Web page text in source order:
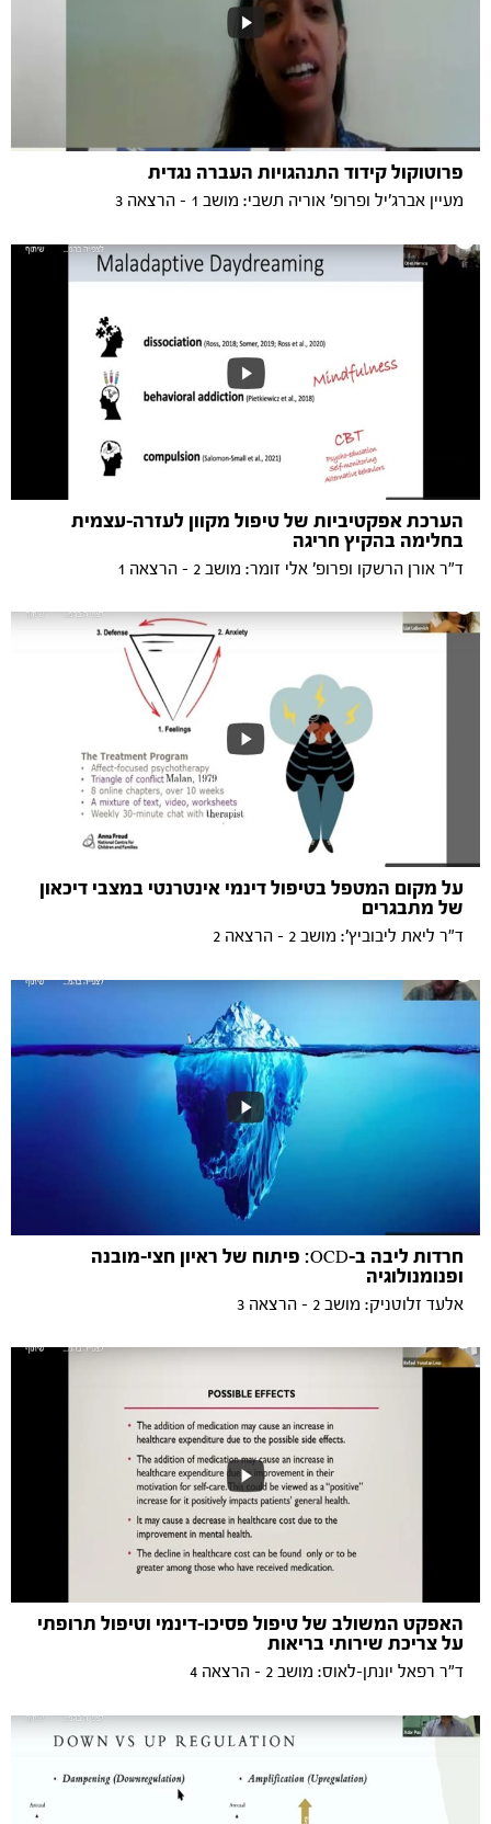
פרוטוקול קידוד התנהגויות העברה נגדית
מעיין אברג'יל ופרופ' אוריה תשבי: מושב 1 - הרצאה 3
הערכת אפקטיביות של טיפול מקוון לעזרה-עצמית
בחלימה בהקיץ חריגה
ד"ר אורן הרשקו ופרופ' אלי זומר: מושב 2 - הרצאה 1
על מקום המטפל בטיפול דינמי אינטרנטי במצבי דיכאון
של מתבגרים
ד"ר ליאת ליבוביץ': מושב 2 - הרצאה 2
חרדות ליבה ב-OCD: פיתוח של ראיון חצי-מובנה
ופנומנולוגיה
אלעד זלוטניק: מושב 2 - הרצאה 3
האפקט המשולב של טיפול פסיכו-דינמי וטיפול תרופתי
על צריכת שירותי בריאות
ד"ר רפאל יונתן-לאוס: מושב 2 - הרצאה 4